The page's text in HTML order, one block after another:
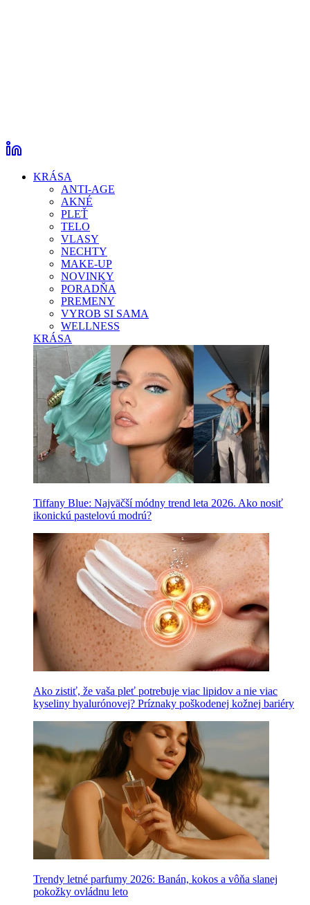
KRÁSA
ANTI-AGE
AKNÉ
PLEŤ
TELO
VLASY
NECHTY
MAKE-UP
NOVINKY
PORADŇA
PREMENY
VYROB SI SAMA
WELLNESS
KRÁSA
Tiffany Blue: Najväčší módny trend leta 2026. Ako nosiť
ikonickú pastelovú modrú?
Ako zistiť, že vaša pleť potrebuje viac lipidov a nie viac
kyseliny hyalurónovej? Príznaky poškodenej kožnej bariéry
Trendy letné parfumy 2026: Banán, kokos a vôňa slanej
pokožky ovládnu leto